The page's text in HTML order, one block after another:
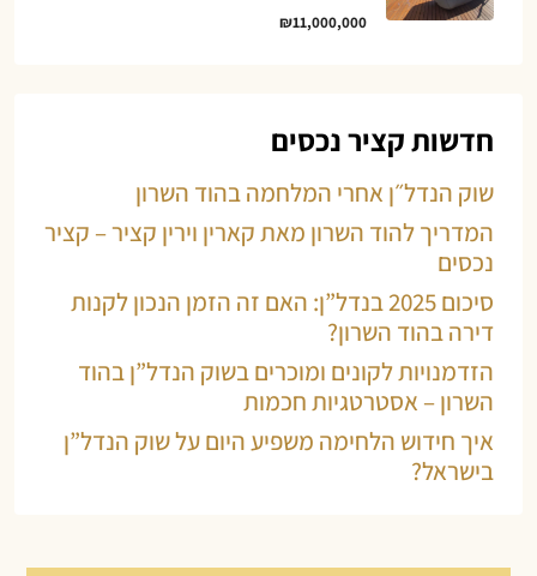
₪11,000,000
חדשות קציר נכסים
שוק הנדל״ן אחרי המלחמה בהוד השרון
המדריך להוד השרון מאת קארין וירין קציר – קציר
נכסים
סיכום 2025 בנדל”ן: האם זה הזמן הנכון לקנות
דירה בהוד השרון?
הזדמנויות לקונים ומוכרים בשוק הנדל”ן בהוד
השרון – אסטרטגיות חכמות
איך חידוש הלחימה משפיע היום על שוק הנדל”ן
בישראל?